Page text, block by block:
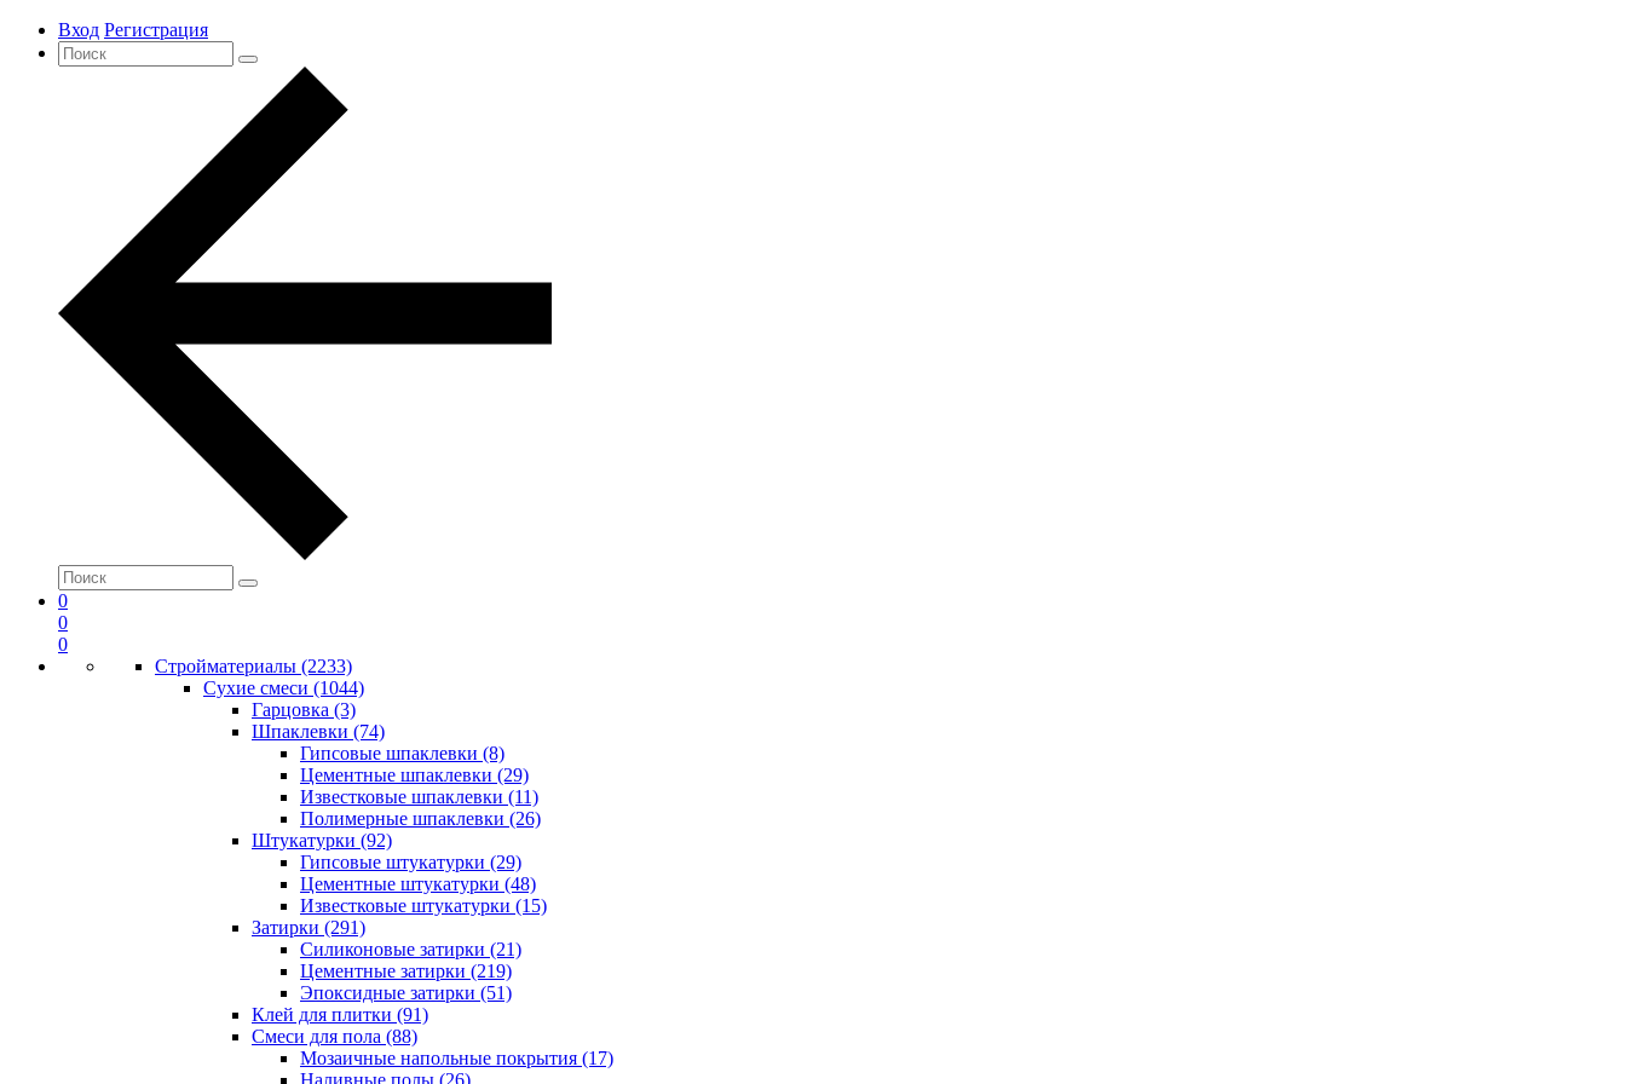
Вход Регистрация
0
0
0
Стройматериалы (2233)
Сухие смеси (1044)
Гарцовка (3)
Шпаклевки (74)
Гипсовые шпаклевки (8)
Цементные шпаклевки (29)
Известковые шпаклевки (11)
Полимерные шпаклевки (26)
Штукатурки (92)
Гипсовые штукатурки (29)
Цементные штукатурки (48)
Известковые штукатурки (15)
Затирки (291)
Силиконовые затирки (21)
Цементные затирки (219)
Эпоксидные затирки (51)
Клей для плитки (91)
Смеси для пола (88)
Мозаичные напольные покрытия (17)
Наливные полы (26)